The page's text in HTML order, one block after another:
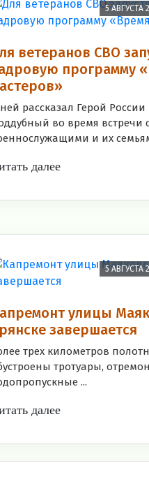
5 АВГУСТА
ветеранов СВО
программу
рассказал Герой России
во время встречи
и их
далее
5 АВГУСТА
улицы
завершается
трех километров
тротуары,
...
далее